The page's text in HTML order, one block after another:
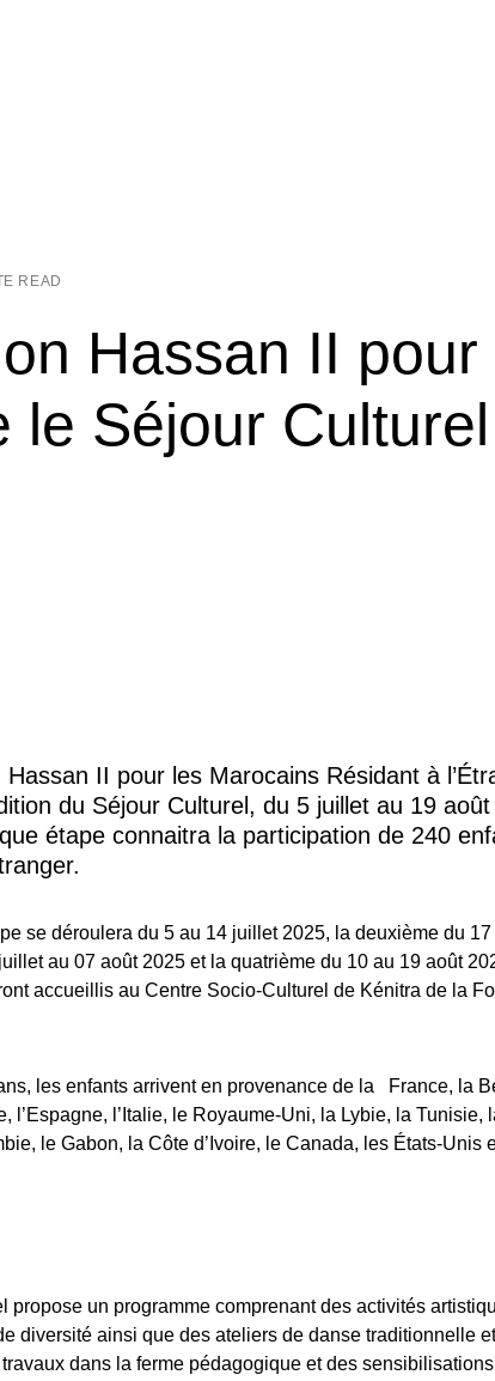
READ
Hassan II pour
le Séjour
Hassan II pour les Marocains Résidant à
du Séjour Culturel, du 5 juillet au 19
étape connaitra la participation de 240
se déroulera du 5 au 14 juillet 2025, la deuxième du
au 07 août 2025 et la quatrième du 10 au 19 août
accueillis au Centre Socio-Culturel de Kénitra de la
les enfants arrivent en provenance de la France, la
l’Espagne, l’Italie, le Royaume-Uni, la Lybie, la Tunisie,
le Gabon, la Côte d’Ivoire, le Canada, les États-Unis
propose un programme comprenant des activités
diversité ainsi que des ateliers de danse traditionnelle
dans la ferme pédagogique et des